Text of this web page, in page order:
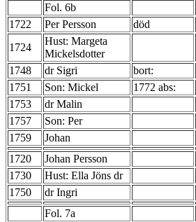
Fol. 6b
1722
Per Persson död
1724
Hust: Margeta
Mickelsdotter
1748
dr Sigri
bort:
1751
Son: Mickel
1772 abs:
1753
dr Malin
1757
Son: Per
1759
Johan
1720
Johan Persson
1730
Hust: Ella Jöns dr
1750
dr Ingri
Fol. 7a